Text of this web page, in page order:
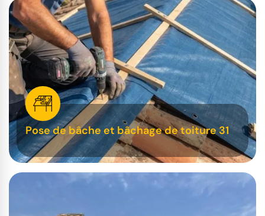
Pose de bâche et bâchage de toiture 31